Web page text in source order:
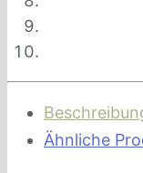
Ähnliche